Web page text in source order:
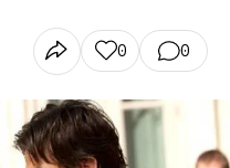
0 0